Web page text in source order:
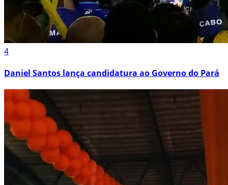
4
Daniel Santos lança candidatura ao Governo do Pará